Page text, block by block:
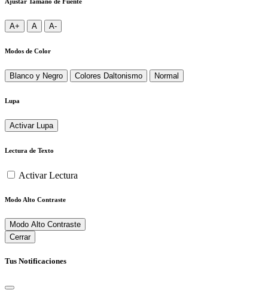
Ajustar Tamaño de Fuente
A+ A A-
Modos de Color
Blanco y Negro Colores Daltonismo Normal
Lupa
Activar Lupa
Lectura de Texto
Activar Lectura
Modo Alto Contraste
Modo Alto Contraste
Cerrar
Tus Notificaciones